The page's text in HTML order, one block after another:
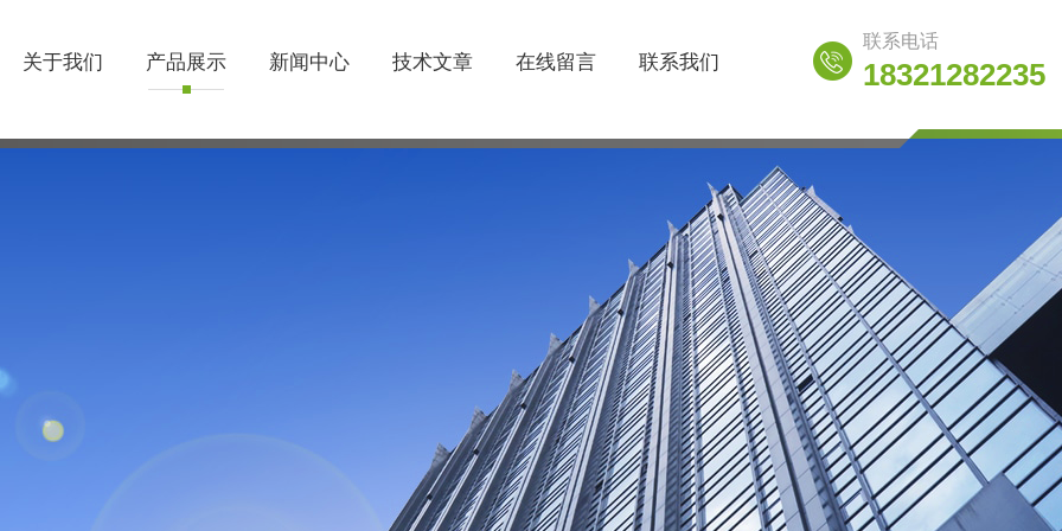
关于我们 产品展示 新闻中心 技术文章 在线留言 联系我们
联系电话
18321282235